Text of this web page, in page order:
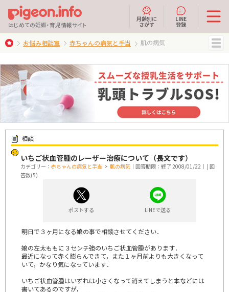
はじめての妊娠・育児情報サイト
月齢別に
さがす
LINE
登録
お悩み相談室 赤ちゃんの病気と手当 肌の病気
相談
いちご状血管腫のレーザー治療について（長文です）
カテゴリー： 赤ちゃんの病気と手当 > 肌の病気 ｜回答期限：終了 2008/01/22｜ | 回
答数(5)
ポストする LINEで送る
明日で３ヶ月になる娘の事で相談させてください．
娘の左太ももに３センチ強のいちご状血管腫があります．
最近になって赤く膨らんできて，また１ヶ月前よりも大きくなって
いて，かなり気になっています．
いちご状血管腫はいずれは小さくなって消えてしまうと本などには
書いてあるのですが，